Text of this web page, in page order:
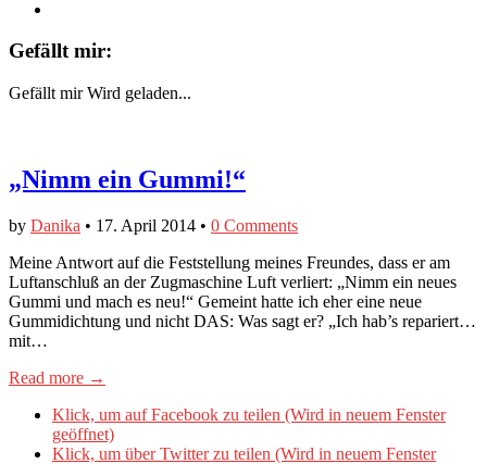
Gefällt mir:
Gefällt mir Wird geladen...
„Nimm ein Gummi!“
by Danika • 17. April 2014 • 0 Comments
Meine Antwort auf die Feststellung meines Freundes, dass er am
Luftanschluß an der Zugmaschine Luft verliert: „Nimm ein neues
Gummi und mach es neu!“ Gemeint hatte ich eher eine neue
Gummidichtung und nicht DAS: Was sagt er? „Ich hab’s repariert…
mit…
Read more →
Klick, um auf Facebook zu teilen (Wird in neuem Fenster
geöffnet)
Klick, um über Twitter zu teilen (Wird in neuem Fenster